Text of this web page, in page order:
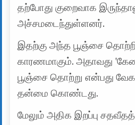
தற்போது குறைவாக
அச்சமடைந்துள்ளனர்.
இதற்கு அந்த பூஞ்சை
காரணமாகும். அதாவது
பூஞ்சை தொற்று என்பது
தன்மை கொண்டது.
மேலும் அதிக இறப்பு